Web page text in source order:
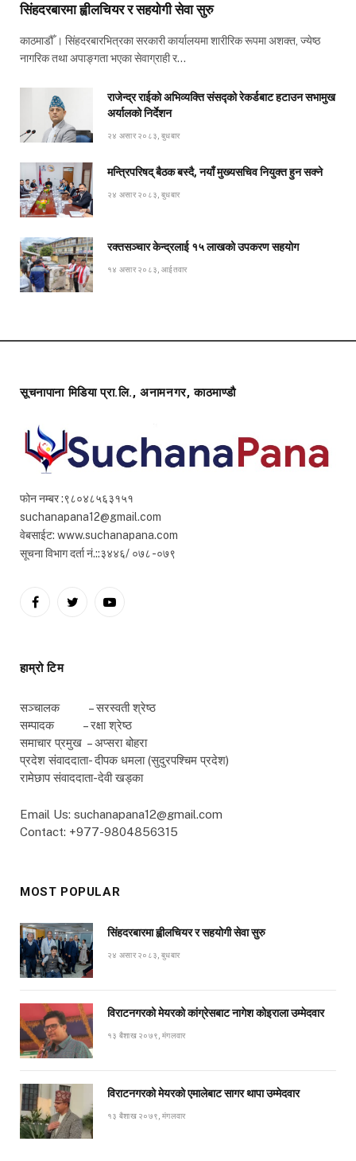
सिंहदरबारमा ह्वीलचियर र सहयोगी सेवा सुरु
काठमाडौँ । सिंहदरबारभित्रका सरकारी कार्यालयमा शारीरिक रूपमा अशक्त, ज्येष्ठ
नागरिक तथा अपाङ्गता भएका सेवाग्राही र…
राजेन्द्र राईको अभिव्यक्ति संसद्को रेकर्डबाट हटाउन सभामुख
अर्यालको निर्देशन
२४ असार २०८३, बुधबार
मन्त्रिपरिषद् बैठक बस्दै, नयाँ मुख्यसचिव नियुक्त हुन सक्ने
२४ असार २०८३, बुधबार
रक्तसञ्चार केन्द्रलाई १५ लाखको उपकरण सहयोग
१४ असार २०८३, आईतवार
सूचनापाना मिडिया प्रा.लि., अनामनगर, काठमाण्डौ
फोन नम्बर :९८०४८५६३१५१
suchanapana12@gmail.com
वेबसाईट: www.suchanapana.com
सूचना विभाग दर्ता नं.::३४४६/ ०७८ -०७९
FacebookTwitterYouTube
हाम्रो टिम
सञ्चालक – सरस्वती श्रेष्ठ
सम्पादक – रक्षा श्रेष्ठ
समाचार प्रमुख – अप्सरा बोहरा
प्रदेश संवाददाता- दीपक धमला (सुदुरपश्चिम प्रदेश)
रामेछाप संवाददाता-देवी खड्का
Email Us: suchanapana12@gmail.com
Contact: +977-9804856315
MOST POPULAR
सिंहदरबारमा ह्वीलचियर र सहयोगी सेवा सुरु
२४ असार २०८३, बुधबार
विराटनगरको मेयरको कांग्रेसबाट नागेश कोइराला उम्मेदवार
१३ बैशाख २०७९, मंगलवार
विराटनगरको मेयरको एमालेबाट सागर थापा उम्मेदवार
१३ बैशाख २०७९, मंगलवार